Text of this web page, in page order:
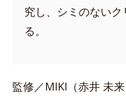
究し、シミのない
る。
監修／MIKI（赤井 未来